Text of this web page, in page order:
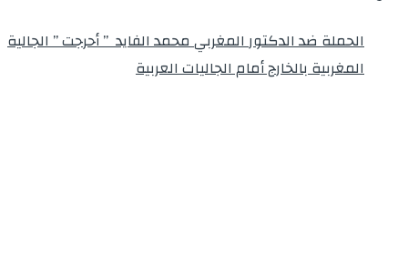
الحملة ضد الدكتور المغربي محمد الفايد ” أحرجت ” الجالية
المغربية بالخارج أمام الجاليات العربية